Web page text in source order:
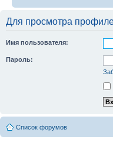
Для просмотра
Имя пользователя:
Пароль:
Список форумов